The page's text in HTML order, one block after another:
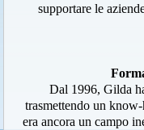
supportare le
Dal 1996, Gilda
trasmettendo un
era ancora un campo